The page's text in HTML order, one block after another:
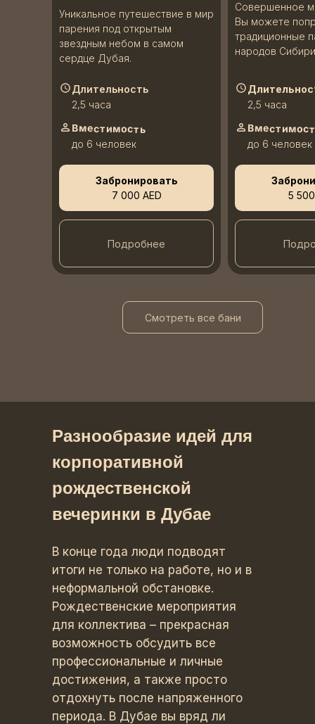
5
2,5 часа
до 6 человек
Совершенное
Вы можете
традиционные
народов
Подробнее
Забронировать
7 000 AED
2,5 часа
Длительность
до 6 человек
Вместимость
Уникальное путешествие в мир
парения под открытым
звездным небом в самом
сердце Дубая.
Смотреть все бани
Разнообразие идей для
корпоративной
рождественской
вечеринки в Дубае
В конце года люди подводят
итоги не только на работе, но и в
неформальной обстановке.
Рождественские мероприятия
для коллектива – прекрасная
возможность обсудить все
профессиональные и личные
достижения, а также просто
отдохнуть после напряженного
периода. В Дубае вы вряд ли